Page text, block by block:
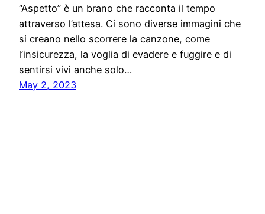
“Aspetto” è un brano che racconta il tempo
attraverso l’attesa. Ci sono diverse immagini che
si creano nello scorrere la canzone, come
l’insicurezza, la voglia di evadere e fuggire e di
sentirsi vivi anche solo…
May 2, 2023